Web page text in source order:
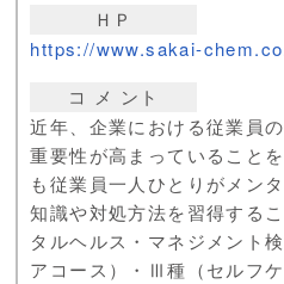
ＨＰ
https://www.sakai-
コ メ ント
近年、企業における従業員
重要性が高まっていること
も従業員一人ひとりがメン
知識や対処方法を習得する
タルヘルス・マネジメント
アコース）・Ⅲ種（セルフ